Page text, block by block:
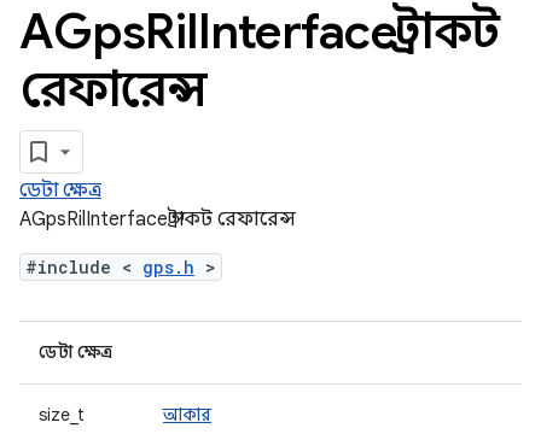
AGpsRilInterface স্ট্রাকট
রেফারেন্স
ডেটা ক্ষেত্র
AGpsRilInterface স্ট্রাকট রেফারেন্স
#include < gps.h >
ডেটা ক্ষেত্র
size_t আকার